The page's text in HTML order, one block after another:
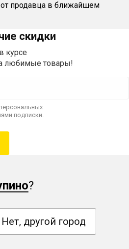
продавца в ближайшем
скидки
курсе
любимые товары!
подписки.
?
Нет, другой город